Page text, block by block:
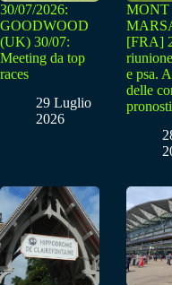
30/07/2026:
GOODWOOD
(UK) 30/07:
Meeting da top
races
29 Luglio
2026
MONT
[FRA]
e psa.
delle